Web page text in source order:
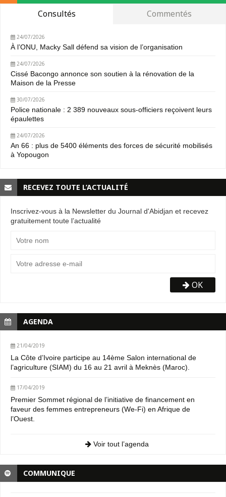
Consultés Commentés
24/07/2026
À l’ONU, Macky Sall défend sa vision de l’organisation
24/07/2026
Cissé Bacongo annonce son soutien à la rénovation de la
Maison de la Presse
30/07/2026
Police nationale : 2 389 nouveaux sous-officiers reçoivent leurs
épaulettes
24/07/2026
An 66 : plus de 5400 éléments des forces de sécurité mobilisés
à Yopougon
RECEVEZ TOUTE L’ACTUALITÉ
Inscrivez-vous à la Newsletter du Journal d'Abidjan et recevez
gratuitement toute l’actualité
OK
AGENDA
21/04/2019
La Côte d’Ivoire participe au 14ème Salon international de
l’agriculture (SIAM) du 16 au 21 avril à Meknès (Maroc).
17/04/2019
Premier Sommet régional de l’initiative de financement en
faveur des femmes entrepreneurs (We-Fi) en Afrique de
l’Ouest.
Voir tout l’agenda
COMMUNIQUE